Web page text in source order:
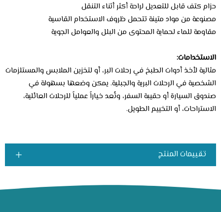
حزام كتف قابل للتعديل لراحة أكثر أثناء التنقل
مصنوعة من مواد متينة تتحمل ظروف الاستخدام القاسية
مقاومة للماء لحماية المحتوى من البلل والعوامل الجوية
الاستخدامات:
مثالية لأخذ أدوات الطبخ في رحلات البر، أو لتخزين الملابس والمستلزمات
الشخصية في الرحلات البرية والجبلية. يمكن وضعها بسهولة في
صندوق السيارة أو حقيبة السفر، وتُعد خياراً عملياً للرحلات العائلية،
الاستراحات، أو التخييم الطويل.
تقييمات المنتج